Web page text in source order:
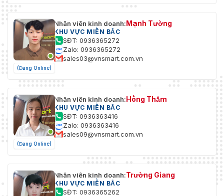
(Đang Online)
Nhân viên kinh doanh:Mạnh Tường
KHU VỰC MIỀN BẮC
SĐT: 0936365272
Zalo: 0936365272
sales03@vnsmart.com.vn
(Đang Online)
Nhân viên kinh doanh:Hồng Thắm
KHU VỰC MIỀN BẮC
SĐT: 0936363416
Zalo: 0936363416
sales09@vnsmart.com.vn
Nhân viên kinh doanh:Trường Giang
KHU VỰC MIỀN BẮC
SĐT: 0936365262